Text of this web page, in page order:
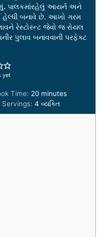
. પાલકમાંરહેલું આયર્ન અને
હેલ્ધી બનાવે છે. આખો ગરમ
રેસ્ટોરન્ટ જેવો જ રોયલ
પુલાવ બનાવવાની પરફેક્ટ
yet
Time: 20m
i
n
minutes
Servings: 4 વ્યક્તિ